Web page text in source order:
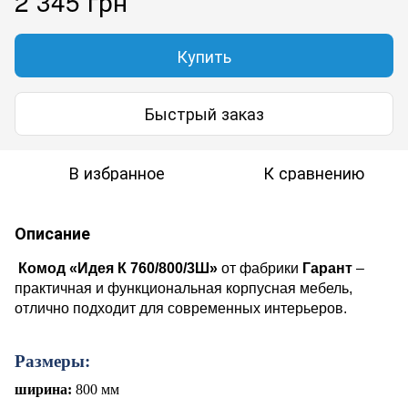
Купить
Быстрый заказ
В избранное К сравнению
Описание
Комод «Идея К 760/800/3Ш» от фабрики Гарант –
практичная и функциональная корпусная мебель,
отлично подходит для современных интерьеров.
Размеры:
ширина: 800 мм